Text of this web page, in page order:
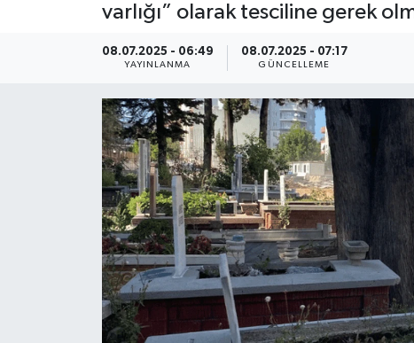
varlığı” olarak tesciline gerek
08.07.2025 - 06:49
YAYINLANMA
08.07.2025 - 07:17
GÜNCELLEME
Magazin
Kültür ve Sanat
Sivil Toplum